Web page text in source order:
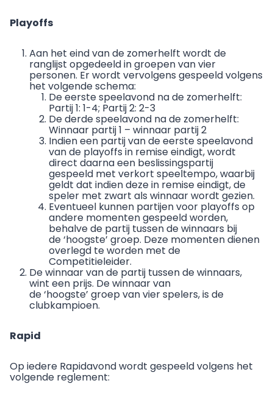
Playoffs
Aan het eind van de zomerhelft wordt de
ranglijst opgedeeld in groepen van vier
personen. Er wordt vervolgens gespeeld volgens
het volgende schema:
De eerste speelavond na de zomerhelft:
Partij 1: 1-4; Partij 2: 2-3
De derde speelavond na de zomerhelft:
Winnaar partij 1 – winnaar partij 2
Indien een partij van de eerste speelavond
van de playoffs in remise eindigt, wordt
direct daarna een beslissingspartij
gespeeld met verkort speeltempo, waarbij
geldt dat indien deze in remise eindigt, de
speler met zwart als winnaar wordt gezien.
Eventueel kunnen partijen voor playoffs op
andere momenten gespeeld worden,
behalve de partij tussen de winnaars bij
de ‘hoogste’ groep. Deze momenten dienen
overlegd te worden met de
Competitieleider.
De winnaar van de partij tussen de winnaars,
wint een prijs. De winnaar van
de ‘hoogste’ groep van vier spelers, is de
clubkampioen.
Rapid
Op iedere Rapidavond wordt gespeeld volgens het
volgende reglement: